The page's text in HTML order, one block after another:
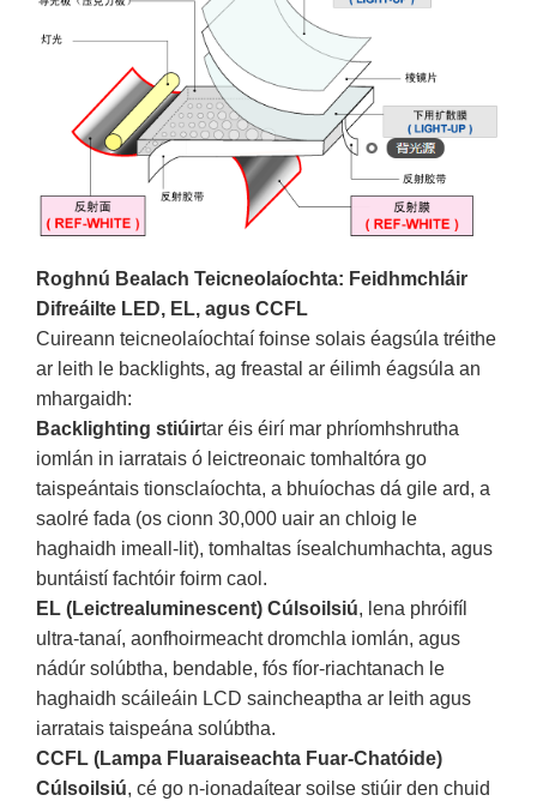
Roghnú Bealach Teicneolaíochta: Feidhmchláir
Difreáilte LED, EL, agus CCFL
Cuireann teicneolaíochtaí foinse solais éagsúla tréithe
ar leith le backlights, ag freastal ar éilimh éagsúla an
mhargaidh:
Backlighting stiúirtar éis éirí mar phríomhshrutha
iomlán in iarratais ó leictreonaic tomhaltóra go
taispeántais tionsclaíochta, a bhuíochas dá gile ard, a
saolré fada (os cionn 30,000 uair an chloig le
haghaidh imeall-lit), tomhaltas ísealchumhachta, agus
buntáistí fachtóir foirm caol.
EL (Leictrealuminescent) Cúlsoilsiú, lena phróifíl
ultra-tanaí, aonfhoirmeacht dromchla iomlán, agus
nádúr solúbtha, bendable, fós fíor-riachtanach le
haghaidh scáileáin LCD saincheaptha ar leith agus
iarratais taispeána solúbtha.
CCFL (Lampa Fluaraiseachta Fuar-Chatóide)
Cúlsoilsiú, cé go n-ionadaítear soilse stiúir den chuid